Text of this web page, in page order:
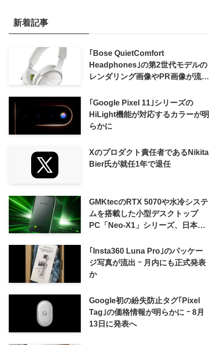
新着記事
｢Bose QuietComfort
Headphones｣の第2世代モデルの
レンダリング画像やPR画像が流出
｢Google Pixel 11｣シリーズの
HiLight機能が対応するカラーが明
らかに
Xのプロダクト責任者であるNikita
Bier氏が就任1年で退任
GMKtecのRTX 5070や水冷システ
ムを搭載した小型デスクトップ
PC「Neo-X1」シリーズ、日本で
｢Insta360 Luna Pro｣のパッケー
ジ写真が流出 ｰ 月内にも正式発表
か
Google初の紛失防止タグ｢Pixel
Tag｣の価格情報が明らかに ｰ 8月
13日に発表へ